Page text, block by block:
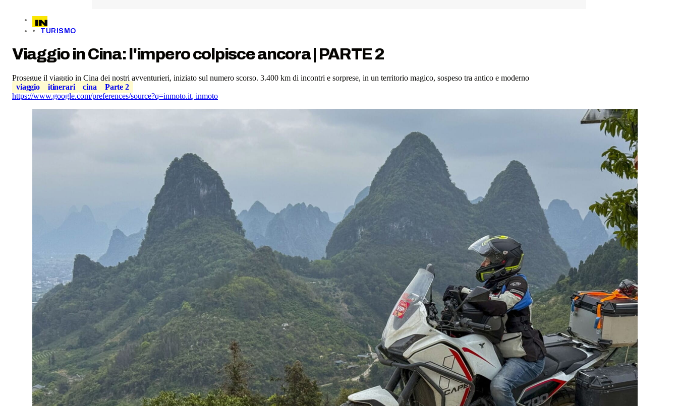
TURISMO
Viaggio in Cina: l'impero colpisce ancora | PARTE 2
Prosegue il viaggio in Cina dei nostri avventurieri, iniziato sul numero scorso. 3.400 km di incontri e sorprese, in un territorio magico, sospeso tra antico e moderno
viaggio
itinerari cina
Parte 2
https://www.google.com/preferences/source?q=inmoto.it, inmoto